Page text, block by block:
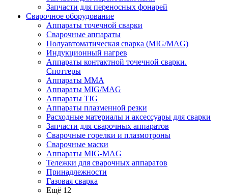
Запчасти для переносных фонарей
Сварочное оборудование
Аппараты точечной сварки
Сварочные аппараты
Полуавтоматическая сварка (MIG/MAG)
Индукционный нагрев
Аппараты контактной точечной сварки.
Споттеры
Аппараты MMA
Аппараты MIG/MAG
Аппараты TIG
Аппараты плазменной резки
Расходные материалы и аксессуары для сварки
Запчасти для сварочных аппаратов
Сварочные горелки и плазмотроны
Сварочные маски
Аппараты MIG-MAG
Тележки для сварочных аппаратов
Принадлежности
Газовая сварка
Ещё 12